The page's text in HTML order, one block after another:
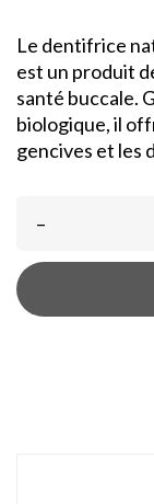
Le dentifrice
est un produit
santé buccale.
biologique, il
gencives et les
–